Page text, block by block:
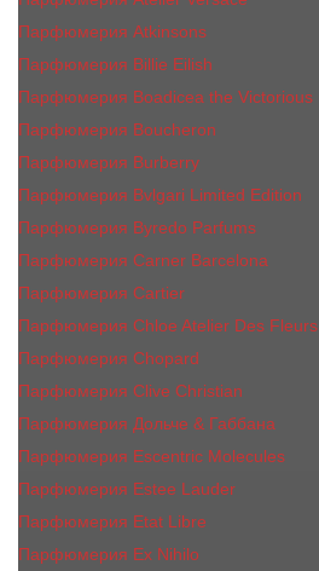
Парфюмерия Atkinsons
Парфюмерия Billie Eilish
Парфюмерия Boadicea the Victorious
Парфюмерия Boucheron
Парфюмерия Burberry
Парфюмерия Bvlgari Limited Edition
Парфюмерия Byredo Parfums
Парфюмерия Carner Barcelona
Парфюмерия Cartier
Парфюмерия Chloe Atelier Des Fleurs
Парфюмерия Сhopard
Парфюмерия Clive Christian
Парфюмерия Дольче & Габбана
Парфюмерия Escentric Molecules
Парфюмерия Estee Lаudеr
Парфюмерия Etat Libre
Парфюмерия Ex Nihilo